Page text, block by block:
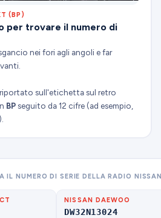
(BP)
per trovare il numero di
nei fori agli angoli e far
riportato sull'etichetta sul retro
BPseguito da 12 cifre (ad esempio,
IL NUMERO DI SERIE DELLA RADIO NISSAN
NISSAN DAEWOO
DW32N13024